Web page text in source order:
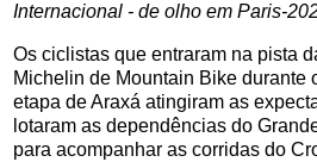
Internacional - de olho em Paris-
Os ciclistas que entraram na pista
Michelin de Mountain Bike durante
etapa de Araxá atingiram as
lotaram as dependências do
para acompanhar as corridas do